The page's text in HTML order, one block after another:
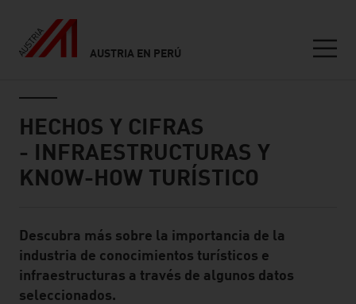
AUSTRIA EN PERÚ
HECHOS Y CIFRAS
- INFRAESTRUCTURAS Y
KNOW-HOW TURÍSTICO
Standard Content Module
Descubra más sobre la importancia de la
industria de conocimientos turísticos e
infraestructuras a través de algunos datos
seleccionados.